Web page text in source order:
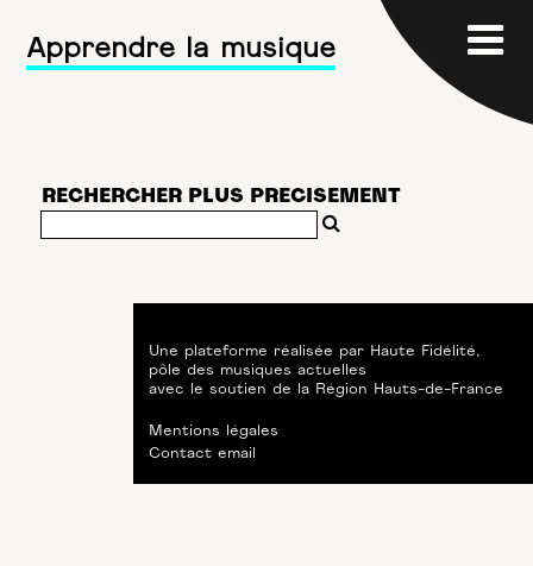
Apprendre la musique
RECHERCHER PLUS PRECISEMENT
Une plateforme réalisée par Haute Fidélité,
pôle des musiques actuelles
avec le soutien de
la Région Hauts-de-France
Mentions légales
Contact email